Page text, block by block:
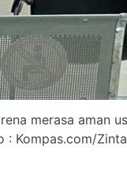
merasa aman
Kompas.com/